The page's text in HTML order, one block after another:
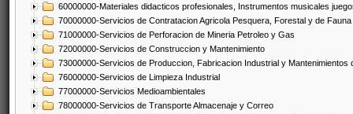
60000000-Materiales didacticos profesionales, Instrumentos musicales
70000000-Servicios de Contratacion Agricola Pesquera, Forestal y de Fauna
71000000-Servicios de Perforacion de Mineria Petroleo y Gas
72000000-Servicios de Construccion y Mantenimiento
73000000-Servicios de Produccion, Fabricacion Industrial y Mantenimientos
76000000-Servicios de Limpieza Industrial
77000000-Servicios Medioambientales
78000000-Servicios de Transporte Almacenaje y Correo